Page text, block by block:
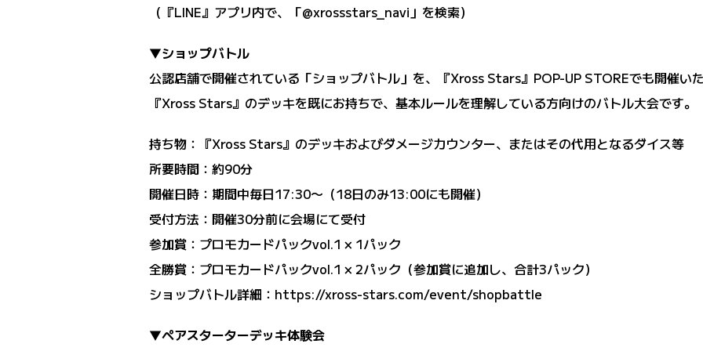
（『LINE』アプリ内で、「@xrossstars_navi」を検索）
▼ショップバトル
公認店舗で開催されている「ショップバトル」を、『Xross Stars』POP-UP STOREでも開催いた
『Xross Stars』のデッキを既にお持ちで、基本ルールを理解している方向けのバトル大会です。
持ち物：『Xross Stars』のデッキおよびダメージカウンター、またはその代用となるダイス等
所要時間：約90分
開催日時：期間中毎日17:30〜（18日のみ13:00にも開催）
受付方法：開催30分前に会場にて受付
参加賞：プロモカードパックvol.1 × 1パック
全勝賞：プロモカードパックvol.1 × 2パック（参加賞に追加し、合計3パック）
ショップバトル詳細： https://xross-stars.com/event/shopbattle
▼ペアスターターデッキ体験会